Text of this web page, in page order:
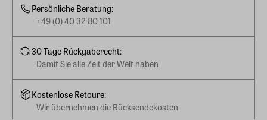
Persönliche Beratung:
+49 (0) 40 32 80 101
30 Tage Rückgaberecht:
Damit Sie alle Zeit der Welt haben
Kostenlose Retoure:
Wir übernehmen die Rücksendekosten